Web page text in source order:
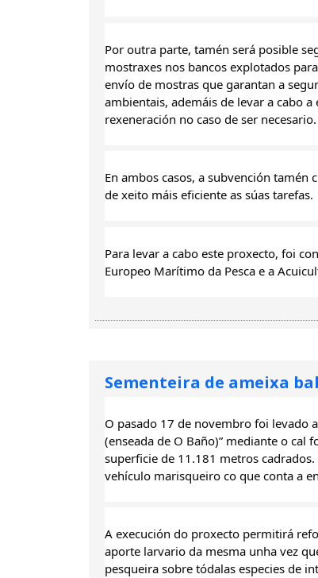
Por outra parte, tamén será posible
mostraxes nos bancos explotados
envío de mostras que garantan a
ambientais, ademáis de levar a cabo
rexeneración no caso de ser necesario.
En ambos casos, a subvención
de xeito máis eficiente as súas tarefas.
Para levar a cabo este proxecto, foi
Europeo Marítimo da Pesca e a
Sementeira de ameixa
O pasado 17 de novembro foi levado
(enseada de O Baño)” mediante o
superficie de 11.181 metros
vehículo marisqueiro co que conta a
A execución do proxecto permitirá
aporte larvario da mesma unha vez
pesqueira sobre tódalas especies de